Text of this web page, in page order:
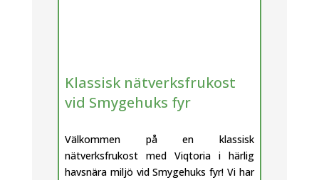
Klassisk nätverksfrukost
vid Smygehuks fyr
Välkommen på en klassisk
nätverksfrukost med Viqtoria i härlig
havsnära miljö vid Smygehuks fyr! Vi har